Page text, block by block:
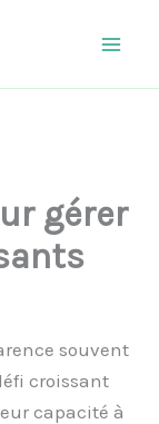
gérer
souvent
croissant
capacité à